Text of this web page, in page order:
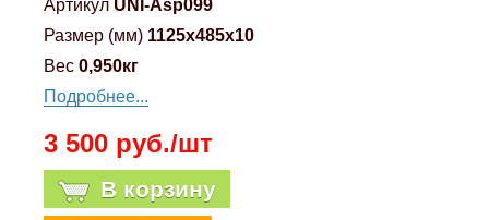
Артикул UNI-Asp099
Размер (мм) 1125x485x10
Вес 0,950кг
Подробнее...
3 500 руб./шт
В корзину